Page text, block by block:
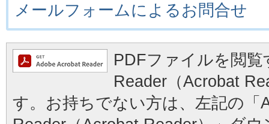
メールフォームによるお問合せ
PDFファイルを閲
Reader（Acrobat
す。お持ちでない方は、左記の「